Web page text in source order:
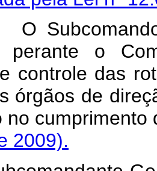
O
perante o
controle das
órgãos de
no
2009).